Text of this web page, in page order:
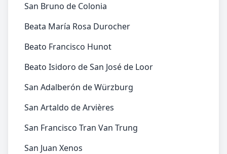
San Bruno de Colonia
Beata María Rosa Durocher
Beato Francisco Hunot
Beato Isidoro de San José de Loor
San Adalberón de Würzburg
San Artaldo de Arvières
San Francisco Tran Van Trung
San Juan Xenos